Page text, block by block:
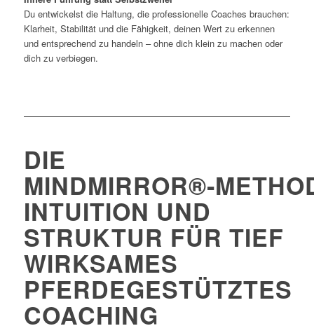
Du entwickelst die Haltung, die professionelle Coaches brauchen:
Klarheit, Stabilität und die Fähigkeit, deinen Wert zu erkennen
und entsprechend zu handeln – ohne dich klein zu machen oder
dich zu verbiegen.
DIE
INTUITION UND
STRUKTUR FÜR TIEF
WIRKSAMES
PFERDEGESTÜTZTES
COACHING